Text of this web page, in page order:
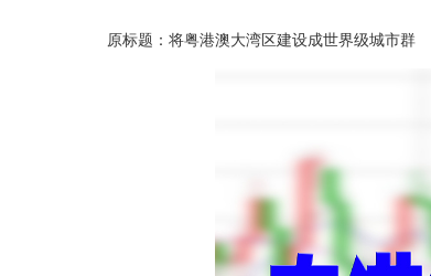
原标题：将粤港澳大湾区建设成世界级城市群